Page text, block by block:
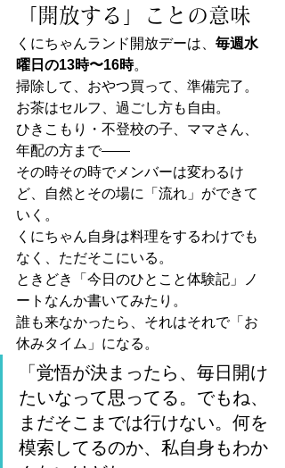
「開放する」ことの意味
くにちゃんランド開放デーは、 毎週水
曜日の13時〜16時。
掃除して、おやつ買って、準備完了。
お茶はセルフ、過ごし方も自由。
ひきこもり・不登校の子、ママさん、
年配の方まで——
その時その時でメンバーは変わるけ
ど、自然とその場に「流れ」ができて
いく。
くにちゃん自身は料理をするわけでも
なく、ただそこにいる。
ときどき「今日のひとこと体験記」ノ
ートなんか書いてみたり。
誰も来なかったら、それはそれで「お
休みタイム」になる。
「覚悟が決まったら、毎日開け
たいなって思ってる。でもね、
まだそこまでは行けない。何を
模索してるのか、私自身もわか